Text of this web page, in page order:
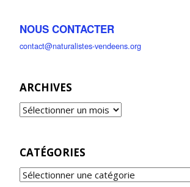
NOUS CONTACTER
contact@naturalistes-vendeens.org
ARCHIVES
CATÉGORIES